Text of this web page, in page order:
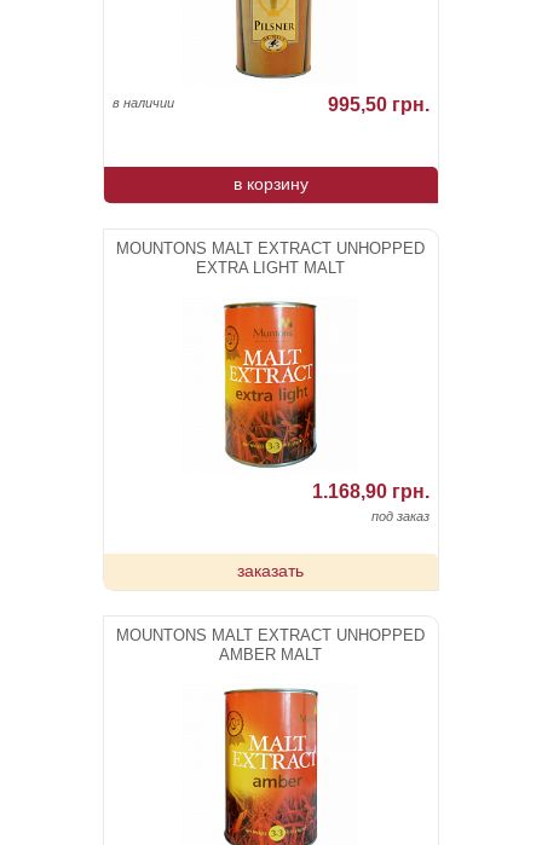
в наличии 995,50 грн.
в корзину
MOUNTONS MALT EXTRACT UNHOPPED
EXTRA LIGHT MALT
1.168,90 грн.
под заказ
заказать
MOUNTONS MALT EXTRACT UNHOPPED
AMBER MALT